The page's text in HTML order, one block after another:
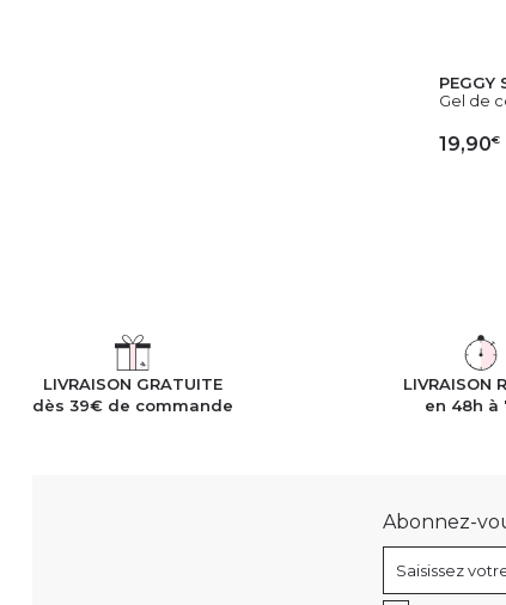
PEGGY
Gel de
19,90€
LIVRAISON GRATUITE
dès 39€ de commande
LIVRAISON
en 48h à
Abonnez-